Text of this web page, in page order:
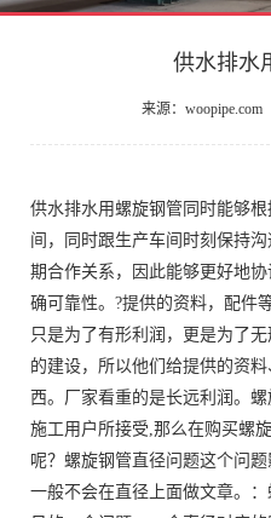
供水排水
来源：woopipe.com
供水排水用螺旋钢管同时能够
间，同时跟生产车间时刻保持
期合作关系，因此能够更好地
确可靠性。?提供的资料，配件
只是为了有形利润，更是为了
的建设，所以他们给提供的资
西。厂家看重的是长远利润。
施工用户所接受,那么在购买螺
呢？螺旋钢管直径问题这个问
一般不会在直径上面做文章。